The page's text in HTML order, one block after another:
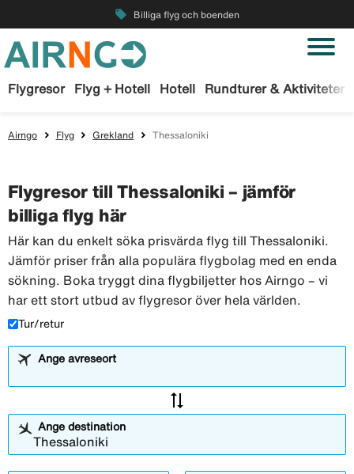
local_offer Billiga flyg och boenden
Flygresor Flyg + Hotell Hotell Rundturer & Aktiviteter
Airngo Flyg Grekland Thessaloniki
Flygresor till Thessaloniki – jämför
billiga flyg här
Här kan du enkelt söka prisvärda flyg till Thessaloniki.
Jämför priser från alla populära flygbolag med en enda
sökning. Boka tryggt dina flygbiljetter hos Airngo – vi
har ett stort utbud av flygresor över hela världen.
Tur/retur
Ange avreseort
sync_alt
Ange destination